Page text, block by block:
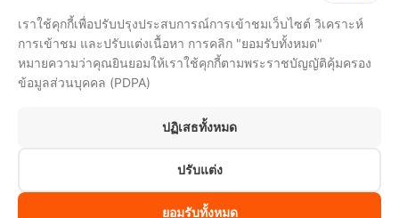
Center:
(+66) 02 612
(Document
Wallet)
ChangeLog
All rights reserved 2025. Digital Government Development Agency
เราใช้คุกกี้เพื่อปรับปรุงประสบการณ์การเข้าชมเว็บไซต์ วิเคราะห์
การเข้าชม และปรับแต่งเนื้อหา การคลิก "ยอมรับทั้งหมด"
หมายความว่าคุณยินยอมให้เราใช้คุกกี้ตามพระราชบัญญัติคุ้มครอง
ข้อมูลส่วนบุคคล (PDPA)
ปฏิเสธทั้งหมด
ปรับแต่ง
ยอมรับทั้งหมด